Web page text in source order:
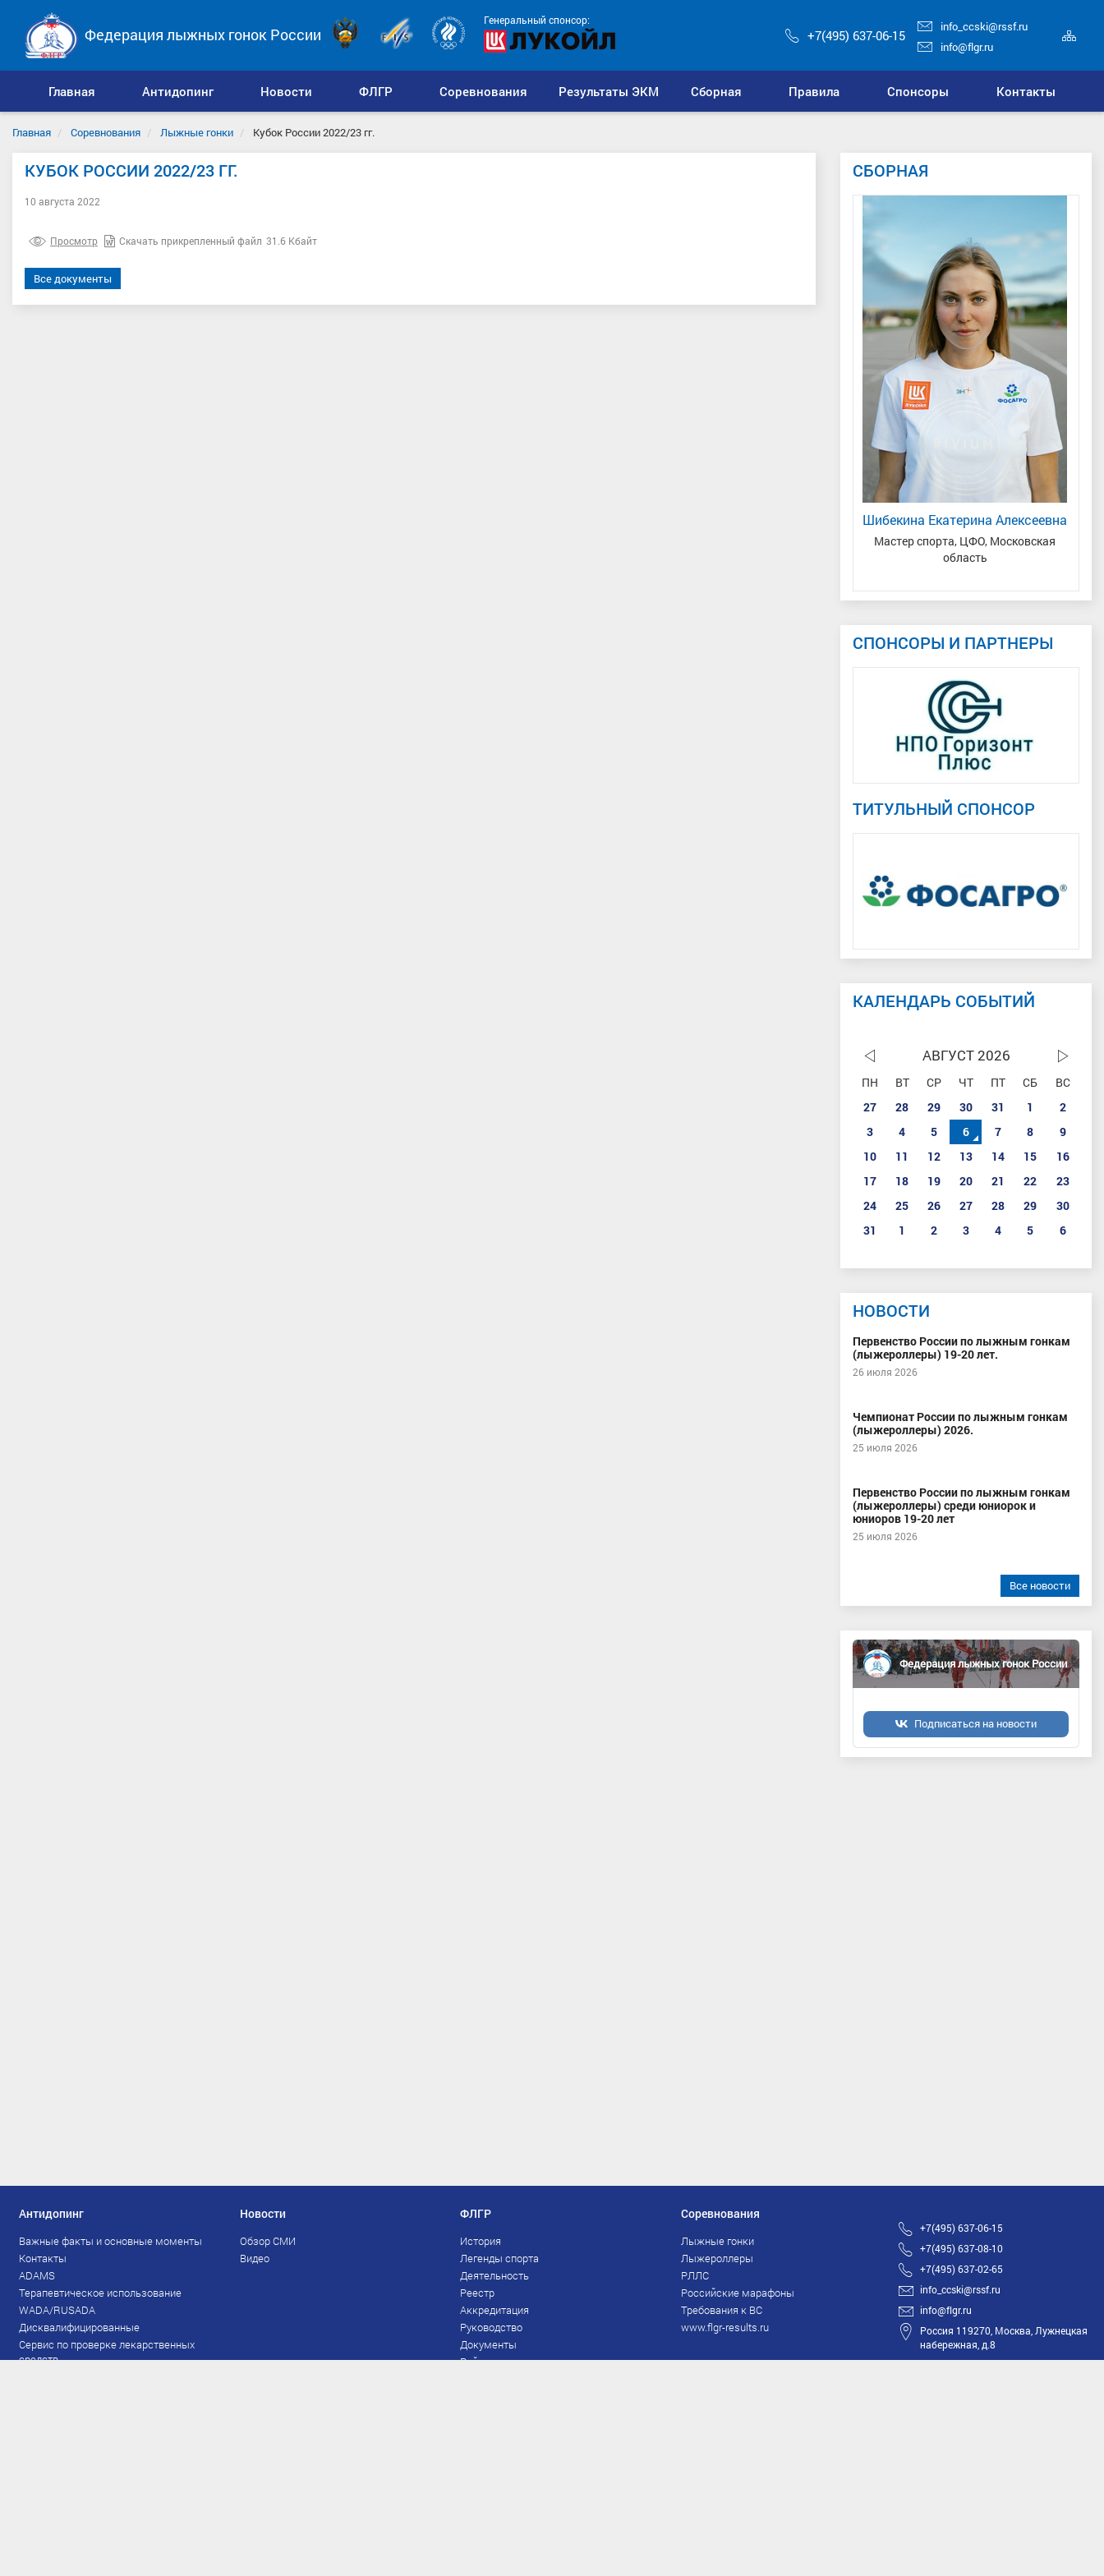
Генеральный спонсор:
Федерация лыжных гонок России +7(495) 637-06-15
info_ccski@rssf.ru
info@flgr.ru
Главная Антидопинг Новости ФЛГР Соревнования Результаты ЭКМ Сборная Правила Спонсоры Контакты
Главная Соревнования Лыжные гонки Кубок России 2022/23 гг.
КУБОК РОССИИ 2022/23 ГГ.
10 августа 2022
Просмотр Скачать прикрепленный файл 31.6 Кбайт
Все документы
СБОРНАЯ
Шибекина Екатерина Алексеевна
Мастер спорта, ЦФО, Московская
область
СПОНСОРЫ И ПАРТНЕРЫ
ТИТУЛЬНЫЙ СПОНСОР
КАЛЕНДАРЬ СОБЫТИЙ
АВГУСТ 2026
ПН ВТ СР ЧТ ПТ СБ
ВС
27
28 29 30 31 1
2
3
4 5 6 7 8
9
10
11 12 13 14 15
16
17
18 19 20 21 22
23
24
25 26 27 28 29
30
31
1 2 3 4 5 6
НОВОСТИ
Первенство России по лыжным гонкам
(лыжероллеры) 19-20 лет.
26 июля 2026
Чемпионат России по лыжным гонкам
(лыжероллеры) 2026.
25 июля 2026
Первенство России по лыжным гонкам
(лыжероллеры) среди юниорок и
юниоров 19-20 лет
25 июля 2026
Все новости
Федерация лыжных гонок России
Подписаться на новости
Антидопинг
Важные факты и основные моменты
Контакты
ADAMS
Терапевтическое использование
WADA/RUSADA
Дисквалифицированные
Сервис по проверке лекарственных
средств
Новости
Обзор СМИ
Видео
ФЛГР
История
Легенды спорта
Деятельность
Реестр
Аккредитация
Руководство
Документы
Рейтинг
Соревнования
Лыжные гонки
Лыжероллеры
РЛЛС
Российские марафоны
Требования к ВС
www.flgr-results.ru
+7(495) 637-06-15
+7(495) 637-08-10
+7(495) 637-02-65
info_ccski@rssf.ru
info@flgr.ru
Россия 119270, Москва, Лужнецкая
набережная, д.8